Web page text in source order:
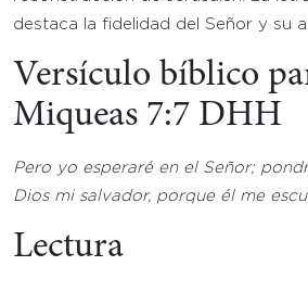
destaca la fidelidad del Señor y su
Versículo bíblico
Miqueas 7:7 DHH
Pero yo esperaré en el Señor;
Dios mi salvador, porque él me
Lectura